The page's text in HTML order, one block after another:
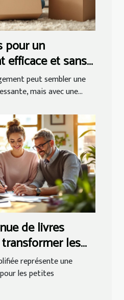
pour un
efficace et sans
peut sembler une
mais avec une...
de livres
les
?
représente une
les petites